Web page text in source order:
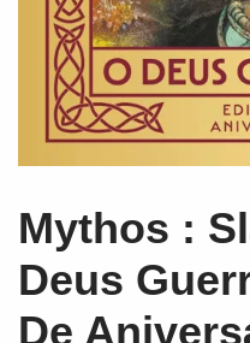
Mythos :
Deus
De